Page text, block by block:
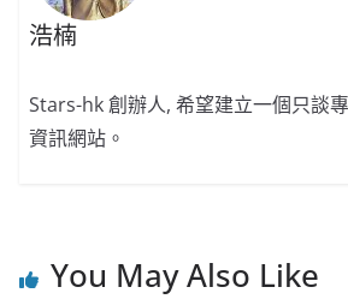
浩楠
Stars-hk 創辦人, 希望建立一個只談
資訊網站。
You May Also Like